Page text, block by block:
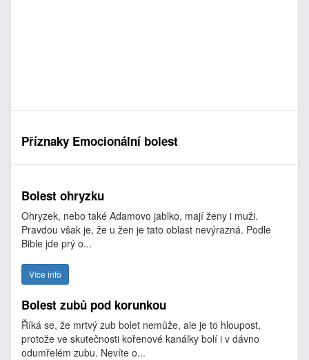
Příznaky Emocionální bolest
Bolest ohryzku
Ohryzek, nebo také Adamovo jablko, mají ženy i muži.
Pravdou však je, že u žen je tato oblast nevýrazná. Podle
Bible jde prý o...
Více info
Bolest zubů pod korunkou
Říká se, že mrtvý zub bolet nemůže, ale je to hloupost,
protože ve skutečnosti kořenové kanálky bolí i v dávno
odumřelém zubu. Nevíte o...